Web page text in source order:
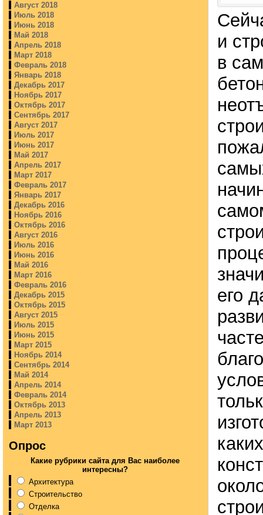
Август 2018
Июль 2018
Июнь 2018
Май 2018
Апрель 2018
Март 2018
Февраль 2018
Январь 2018
Декабрь 2017
Ноябрь 2017
Октябрь 2017
Сентябрь 2017
Август 2017
Июль 2017
Июнь 2017
Май 2017
Апрель 2017
Март 2017
Февраль 2017
Январь 2017
Декабрь 2016
Ноябрь 2016
Октябрь 2016
Август 2016
Июль 2016
Июнь 2016
Май 2016
Март 2016
Февраль 2016
Декабрь 2015
Октябрь 2015
Август 2015
Июль 2015
Июнь 2015
Март 2015
Ноябрь 2014
Сентябрь 2014
Май 2014
Апрель 2014
Февраль 2014
Октябрь 2013
Апрель 2013
Март 2013
Опрос
Какие рубрики сайта для Вас наиболее
интересны?
Архитектура
Строительство
Отделка
и
в
его